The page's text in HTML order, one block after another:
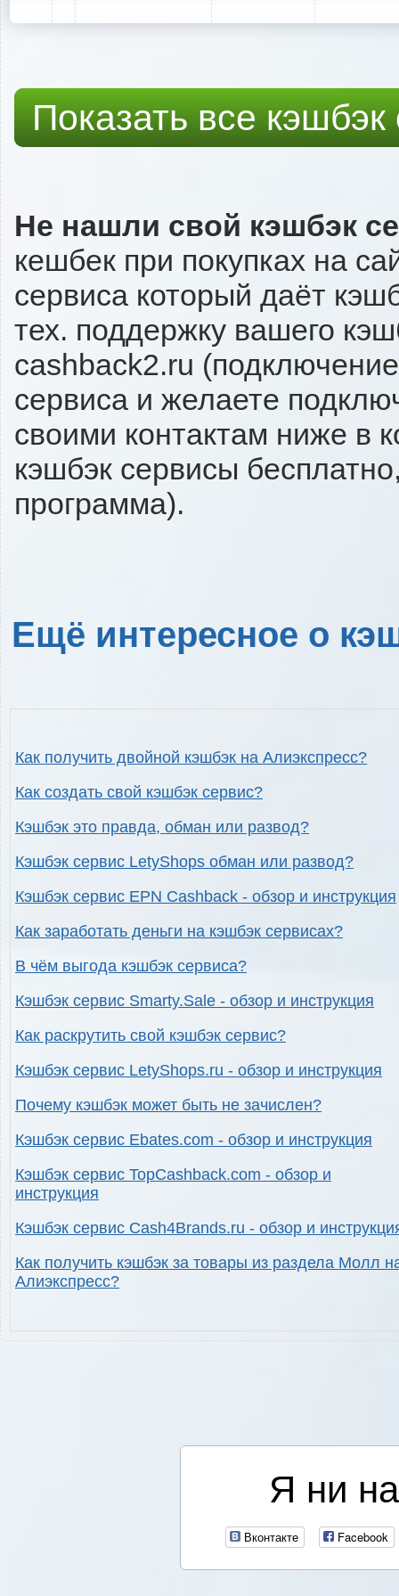
Показать все
Не нашли свой кэшбэк
кешбек при покупках на
сервиса который даёт
тех. поддержку вашего
cashback2.ru
сервиса и желаете
своими контактам ниже в
кэшбэк сервисы
программа).
Ещё интересное о
Как получить двойной кэшбэк на Алиэкспресс?
Как создать свой кэшбэк сервис?
Кэшбэк это правда, обман или развод?
Кэшбэк сервис LetyShops обман или развод?
Кэшбэк сервис EPN Cashback - обзор и инструкция
Как заработать деньги на кэшбэк сервисах?
В чём выгода кэшбэк сервиса?
Кэшбэк сервис Smarty.Sale - обзор и инструкция
Как раскрутить свой кэшбэк сервис?
Кэшбэк сервис LetyShops.ru - обзор и инструкция
Почему кэшбэк может быть не зачислен?
Кэшбэк сервис Ebates.com - обзор и инструкция
Кэшбэк сервис TopCashback.com - обзор и
инструкция
Кэшбэк сервис Cash4Brands.ru - обзор и
Как получить кэшбэк за товары из раздела Молл
Алиэкспресс?
Я ни
Вконтакте Facebook